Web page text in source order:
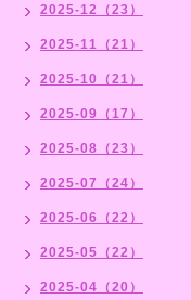
2025-12（23）
2025-11（21）
2025-10（21）
2025-09（17）
2025-08（23）
2025-07（24）
2025-06（22）
2025-05（22）
2025-04（20）